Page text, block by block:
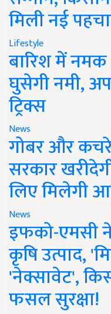
मिली नई
Lifestyle
बारिश में
घुसेगी नमी,
ट्रिक्स
News
गोबर और
सरकार
लिए मिलेगी
News
इफको-एमसी
कृषि उत्पाद,
'नेक्सावेट',
फसल सुरक्षा!